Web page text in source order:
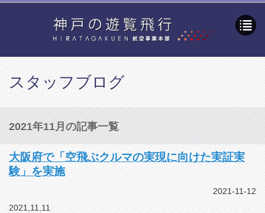
スタッフブログ
2021年11月の記事一覧
大阪府で「空飛ぶクルマの実現に向けた実証実
験」を実施
2021-11-12
2021,11,11